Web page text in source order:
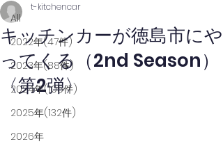
All
2022年(47件)
2023年(88件)
2024年(105件)
2025年(132件)
2026年
キッチンカーが徳島市にや
ってくる（2nd Season）
〈第2弾〉
t-kitchencar